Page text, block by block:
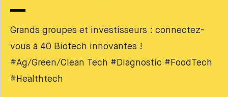
Grands groupes et investisseurs : connectez-
vous à 40 Biotech innovantes !
#Ag/Green/Clean Tech #Diagnostic #FoodTech
#Healthtech